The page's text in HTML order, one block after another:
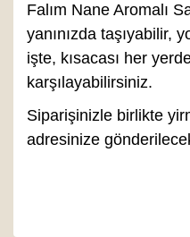
Falım Nane Aromalı
yanınızda taşıyabilir,
işte, kısacası her
karşılayabilirsiniz.
Siparişinizle birlikte
adresinize